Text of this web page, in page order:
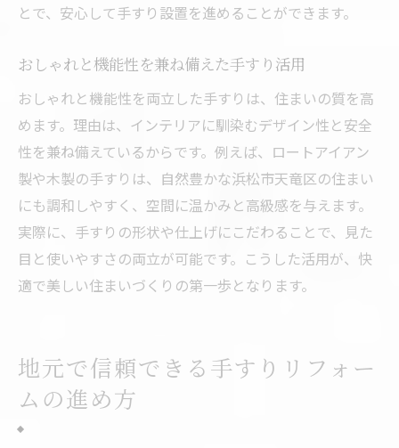
とで、安心して手すり設置を進めることができます。
おしゃれと機能性を兼ね備えた手すり活用
おしゃれと機能性を両立した手すりは、住まいの質を高
めます。理由は、インテリアに馴染むデザイン性と安全
性を兼ね備えているからです。例えば、ロートアイアン
製や木製の手すりは、自然豊かな浜松市天竜区の住まい
にも調和しやすく、空間に温かみと高級感を与えます。
実際に、手すりの形状や仕上げにこだわることで、見た
目と使いやすさの両立が可能です。こうした活用が、快
適で美しい住まいづくりの第一歩となります。
地元で信頼できる手すりリフォー
ムの進め方